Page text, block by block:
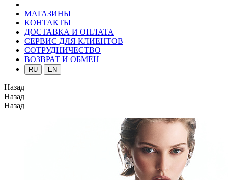
МАГАЗИНЫ
КОНТАКТЫ
ДОСТАВКА И ОПЛАТА
СЕРВИС ДЛЯ КЛИЕНТОВ
СОТРУДНИЧЕСТВО
ВОЗВРАТ И ОБМЕН
RU EN
Назад
Назад
Назад